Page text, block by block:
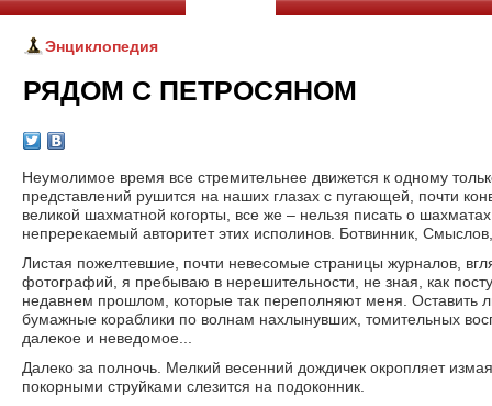
Энциклопедия
РЯДОМ С ПЕТРОСЯНОМ
Неумолимое время все стремительнее движется к одному
представлений рушится на наших глазах с пугающей, почти
великой шахматной когорты, все же – нельзя писать о
непререкаемый авторитет этих исполинов. Ботвинник,
Листая пожелтевшие, почти невесомые страницы журналов,
фотографий, я пребываю в нерешительности, не зная, как
недавнем прошлом, которые так переполняют меня. Оставить
бумажные кораблики по волнам нахлынувших, томительных
далекое и неведомое...
Далеко за полночь. Мелкий весенний дождичек окропляет
покорными струйками слезится на подоконник.